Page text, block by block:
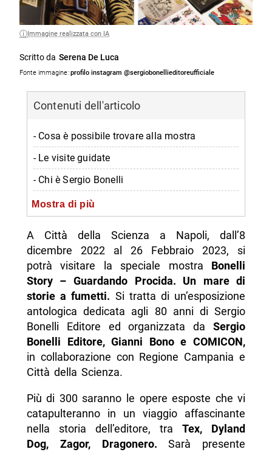
Immagine realizzata con IA
Scritto da Serena De Luca
Fonte immagine: profilo instagram @sergiobonellieditoreufficiale
Contenuti dell'articolo
- Cosa è possibile trovare alla mostra
- Le visite guidate
- Chi è Sergio Bonelli
- Contatti e informazioni
Mostra di più
A Città della Scienza a Napoli, dall’8
dicembre 2022 al 26 Febbraio 2023, si
potrà visitare la speciale mostra Bonelli
Story – Guardando Procida. Un mare di
storie a fumetti. Si tratta di un’esposizione
antologica dedicata agli 80 anni di Sergio
Bonelli Editore ed organizzata daSergio
Bonelli Editore, Gianni Bono e COMICON,
in collaborazione con Regione Campania e
Città della Scienza.
Più di 300 saranno le opere esposte che vi
catapulteranno in un viaggio affascinante
nella storia dell’editore, traTex, Dyland
Dog, Zagor, Dragonero.Sarà presente